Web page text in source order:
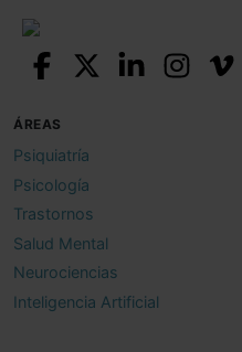
ÁREAS
Psiquiatría
Psicología
Trastornos
Salud Mental
Neurociencias
Inteligencia Artificial